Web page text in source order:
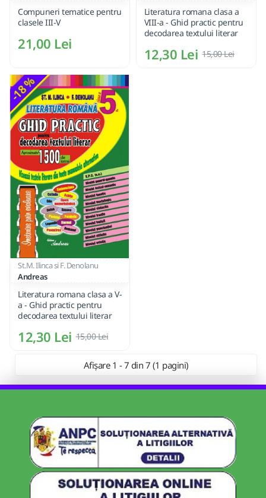
Compuneri tematice pentru
clasele III-V
21,00 Lei
Literatura romana clasa a
VIII-a - Ghid practic pentru
decodarea textului literar
12,30 Lei 15,00 Lei
-18 %
St.M. Ilinca si F. Denolanu
Andreas
Literatura romana clasa a V-
a - Ghid practic pentru
decodarea textului literar
12,30 Lei 15,00 Lei
Afișare 1 - 7 din 7 (1 pagini)